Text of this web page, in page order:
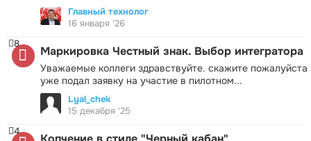
Главный технолог
16 января '26
Маркировка Честный знак. Выбор интегратора
Уважаемые коллеги здравствуйте. скажите пожалуйста
уже подал заявку на участие в пилотном...
8
Lyal_chek
15 декабря '25
4